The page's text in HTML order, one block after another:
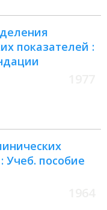
показателей :
Учеб. пособие